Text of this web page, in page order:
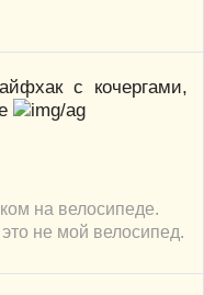
с кочергами,
на велосипеде.
не мой велосипед.